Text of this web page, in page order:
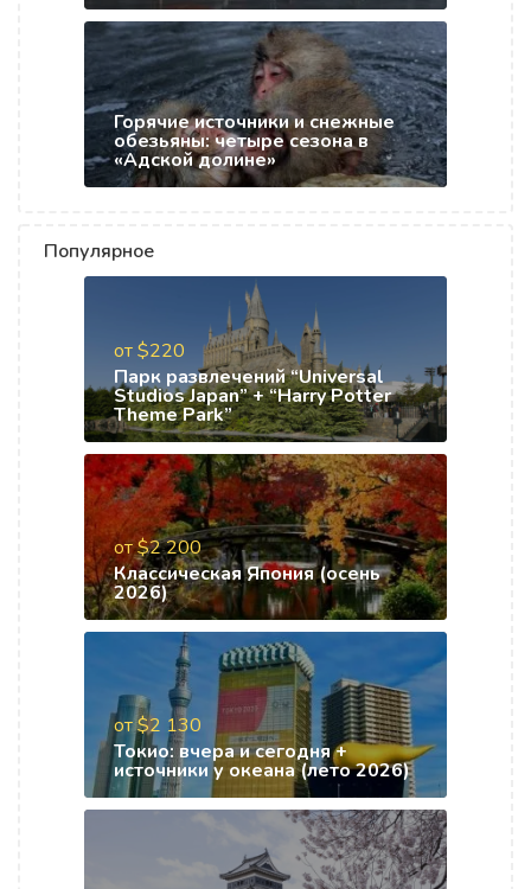
Горячие источники и снежные
обезьяны: четыре сезона в
«Адской долине»
Популярное
от $220
Парк развлечений “Universal
Studios Japan” + “Harry Potter
Theme Park”
от $2 200
Классическая Япония (осень
2026)
от $2 130
Токио: вчера и сегодня +
источники у океана (лето 2026)